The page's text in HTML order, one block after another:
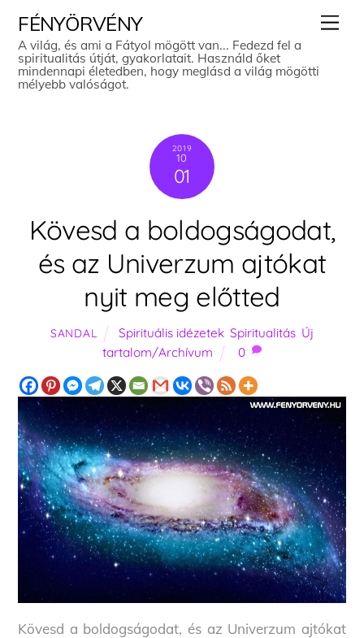
content
FÉNYÖRVÉNY
A világ, és ami a Fátyol mögött van... Fedezd fel a
spiritualitás útját, gyakorlatait. Használd őket
mindennapi életedben, hogy meglásd a világ mögötti
mélyebb valóságot.
2019
10
01
Kövesd a boldogságodat,
és az Univerzum ajtókat
nyit meg előtted
SANDAL Spirituális idézetek, Spiritualitás, Új
tartalom/Archívum
0
Kövesd a boldogságodat, és az Univerzum ajtókat